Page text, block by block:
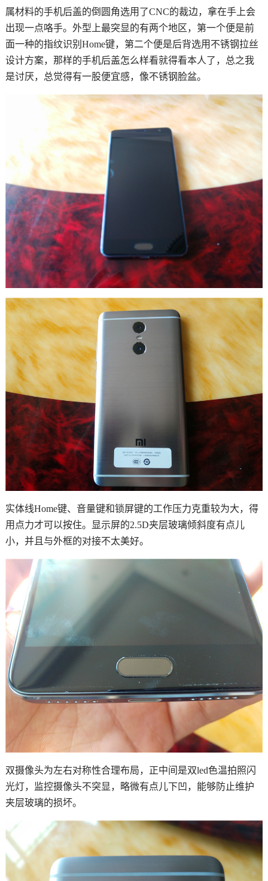
属材料的手机后盖的倒圆角选用了CNC的裁边，拿在手上会
出现一点咯手。外型上最突显的有两个地区，第一个便是前
面一种的指纹识别Home键，第二个便是后背选用不锈钢拉丝
设计方案，那样的手机后盖怎么样看就得看本人了，总之我
是讨厌，总觉得有一股便宜感，像不锈钢脸盆。
实体线Home键、音量键和锁屏键的工作压力克重较为大，得
用点力才可以按住。显示屏的2.5D夹层玻璃倾斜度有点儿
小，并且与外框的对接不太美好。
双摄像头为左右对称性合理布局，正中间是双led色温拍照闪
光灯，监控摄像头不突显，略微有点儿下凹，能够防止维护
夹层玻璃的损坏。